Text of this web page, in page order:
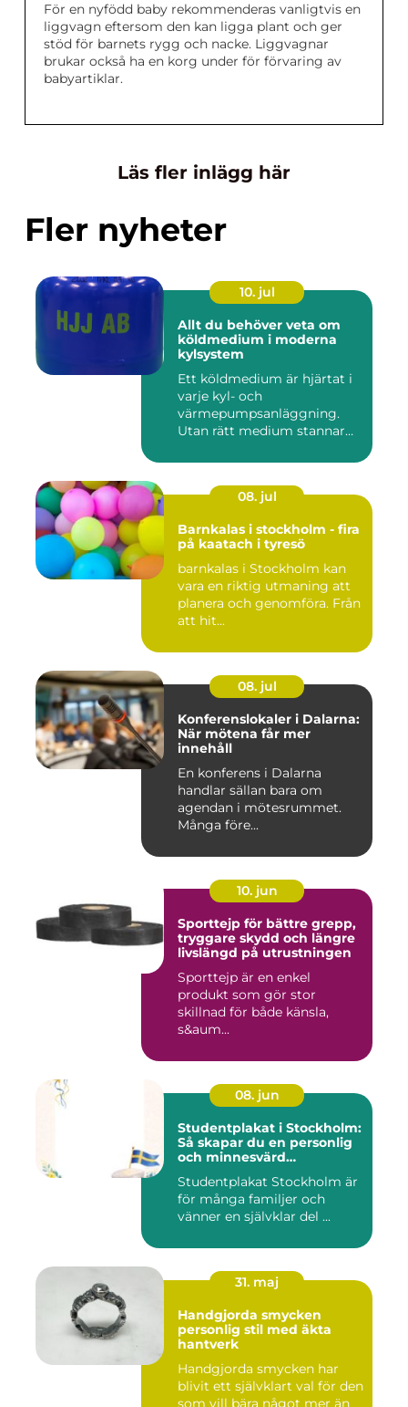
För en nyfödd baby rekommenderas vanligtvis en
liggvagn eftersom den kan ligga plant och ger
stöd för barnets rygg och nacke. Liggvagnar
brukar också ha en korg under för förvaring av
babyartiklar.
Läs fler inlägg här
Fler nyheter
10. jul
Allt du behöver veta om
köldmedium i moderna
kylsystem
Ett köldmedium är hjärtat i
varje kyl- och
värmepumpsanläggning.
Utan rätt medium stannar
08. jul
Barnkalas i stockholm - fira
på kaatach i tyresö
barnkalas i Stockholm kan
vara en riktig utmaning att
planera och genomföra. Från
att hit...
08. jul
Konferenslokaler i Dalarna:
När mötena får mer
innehåll
En konferens i Dalarna
handlar sällan bara om
agendan i mötesrummet.
Många före...
10. jun
Sporttejp för bättre grepp,
tryggare skydd och längre
livslängd på utrustningen
Sporttejp är en enkel
produkt som gör stor
skillnad för både känsla,
s&aum...
08. jun
Studentplakat i Stockholm:
Så skapar du en personlig
och minnesvärd
Studentplakat Stockholm är
för många familjer och
vänner en självklar del ...
31. maj
Handgjorda smycken
personlig stil med äkta
hantverk
Handgjorda smycken har
blivit ett självklart val för den
som vill bära något mer än